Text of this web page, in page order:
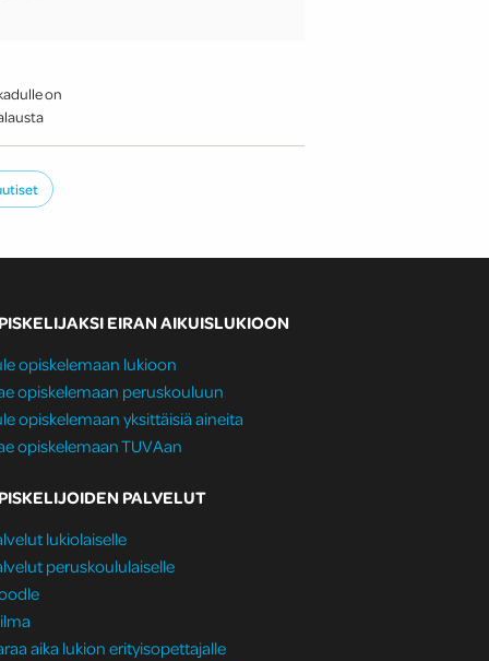
on
EIRAN AIKUISLUKIOON
opiskelemaan lukioon
opiskelemaan peruskouluun
opiskelemaan yksittäisiä aineita
opiskelemaan TUVAan
PALVELUT
lukiolaiselle
peruskoululaiselle
aika lukion erityisopettajalle